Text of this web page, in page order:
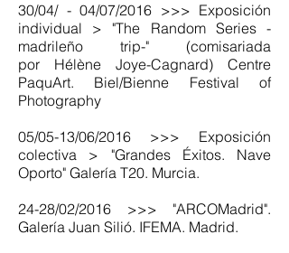
30/04/ - 04/07/2016 >>> Exposición
individual > "The Random Series -
madrileño trip-" (comisariada
por Hélène Joye-Cagnard) Centre
PaquArt. Biel/Bienne Festival of
Photography
05/05-13/06/2016 >>> Exposición
colectiva > "Grandes Éxitos. Nave
Oporto" Galería T20. Murcia.
24-28/02/2016 >>> "ARCOMadrid".
Galería Juan Silió. IFEMA. Madrid.